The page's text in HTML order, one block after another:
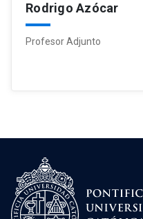
Rodrigo Azócar
Profesor Adjunto